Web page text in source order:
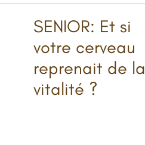
SENIOR: Et si
votre cerveau
reprenait de la
vitalité ?